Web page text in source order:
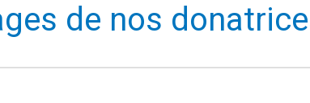
de nos